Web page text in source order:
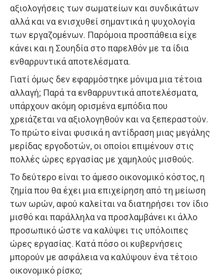
αξιολογήσεις των σωματείων και συνδικάτων
αλλά και να ενισχυθεί σημαντικά η ψυχολογία
των εργαζομένων. Παρόμοια προσπάθεια είχε
κάνει και η Σουηδία στο παρελθόν με τα ίδια
ενθαρρυντικά αποτελέσματα.
Γιατί όμως δεν εφαρμόστηκε μόνιμα μια τέτοια
αλλαγή; Παρά τα ενθαρρυντικά αποτελέσματα,
υπάρχουν ακόμη ορισμένα εμπόδια που
χρειάζεται να αξιολογηθούν και να ξεπεραστούν.
Το πρώτο είναι φυσικά η αντίδραση μιας μεγάλης
μερίδας εργοδοτών, οι οποίοι επιμένουν στις
πολλές ώρες εργασίας με χαμηλούς μισθούς.
Το δεύτερο είναι το άμεσο οικονομικό κόστος, η
ζημία που θα έχει μια επιχείρηση από τη μείωση
των ωρών, αφού καλείται να διατηρήσει τον ίδιο
μισθό και παράλληλα να προσλαμβάνει κι άλλο
προσωπικό ώστε να καλύψει τις υπόλοιπες
ώρες εργασίας. Κατά πόσο οι κυβερνήσεις
μπορούν με ασφάλεια να καλύψουν ένα τέτοιο
οικονομικό ρίσκο;